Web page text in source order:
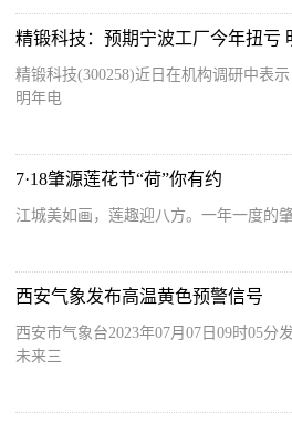
精锻科技：预期宁波工厂今年扭亏
精锻科技(300258)近日在机构调研中表
明年电
7·18肇源莲花节“荷”你有约
江城美如画，莲趣迎八方。一年一度的
西安气象发布高温黄色预警信号
西安市气象台2023年07月07日09时05分
未来三